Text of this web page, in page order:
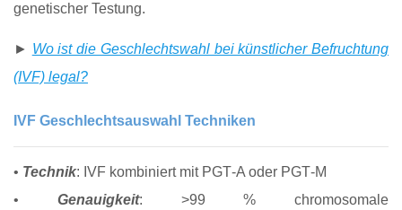
genetischer Testung.
► Wo ist die Geschlechtswahl bei künstlicher Befruchtung
(IVF) legal?
IVF Geschlechtsauswahl Techniken
• Technik: IVF kombiniert mit PGT‑A oder PGT‑M
• Genauigkeit: >99 % chromosomale